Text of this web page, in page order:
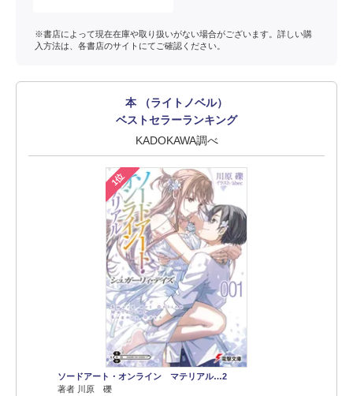
※書店によって現在在庫や取り扱いがない場合がございます。詳しい購
入方法は、各書店のサイトにてご確認ください。
本 （ライトノベル）
ベストセラーランキング
KADOKAWA調べ
1位
ソードアート・オンライン マテリアル…2
著者 川原 礫